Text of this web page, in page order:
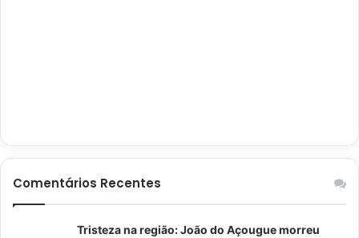
Comentários Recentes
Tristeza na região: João do Açougue morreu